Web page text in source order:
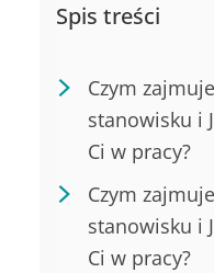
Spis treści
Czym
stanowisku i
Ci w pracy?
Czym
stanowisku i
Ci w pracy?